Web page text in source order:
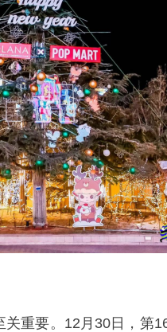
重要。12月30日，第